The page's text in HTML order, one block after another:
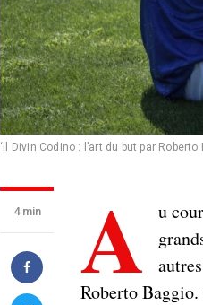
‘Il Divin Codino : l’art du but par
4 min A
u
Roberto